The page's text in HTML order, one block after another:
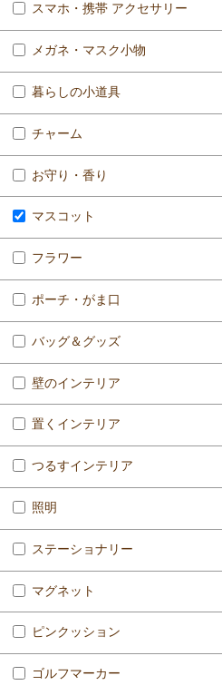
スマホ・携帯 アクセサリー
メガネ・マスク小物
暮らしの小道具
チャーム
お守り・香り
マスコット
フラワー
ポーチ・がま口
バッグ＆グッズ
壁のインテリア
置くインテリア
つるすインテリア
照明
ステーショナリー
マグネット
ピンクッション
ゴルフマーカー